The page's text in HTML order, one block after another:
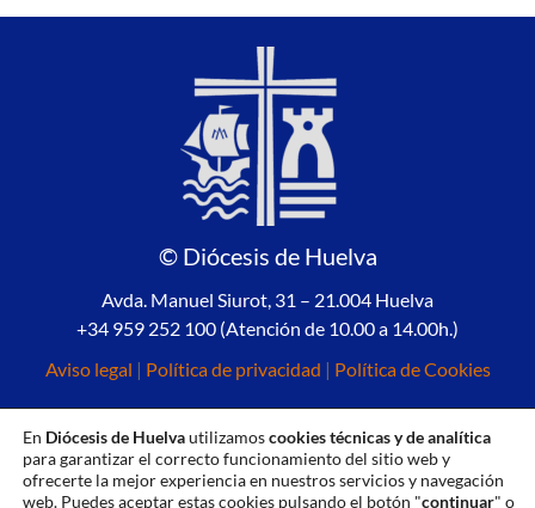
© Diócesis de Huelva
Avda. Manuel Siurot, 31 – 21.004 Huelva
+34 959 252 100 (Atención de 10.00 a 14.00h.)
Aviso legal | Política de privacidad | Política de Cookies
En Diócesis de Huelvautilizamoscookies técnicas y de analítica
para garantizar el correcto funcionamiento del sitio web y
ofrecerte la mejor experiencia en nuestros servicios y navegación
web. Puedes aceptar estas cookies pulsando el botón "continuar" o